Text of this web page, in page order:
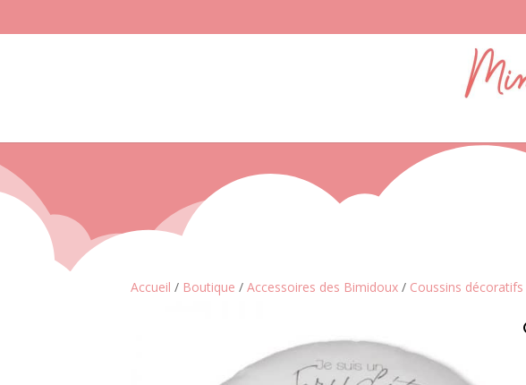
Accueil / Boutique /Accessoires des Bimidoux / Coussins décoratifs